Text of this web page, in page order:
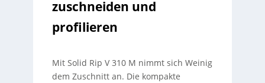
zuschneiden und
profilieren
Mit Solid Rip V 310 M nimmt sich Weinig
dem Zuschnitt an. Die kompakte